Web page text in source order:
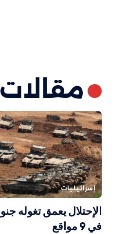
إسرائيليات
الإحتلال يعمق تغوله
في 9 مواقع